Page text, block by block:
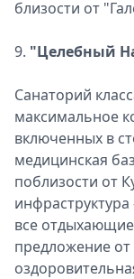
близости от
9. "Целебный
Санаторий
максимальное
включенных в
медицинская
поблизости от
все
предложение от